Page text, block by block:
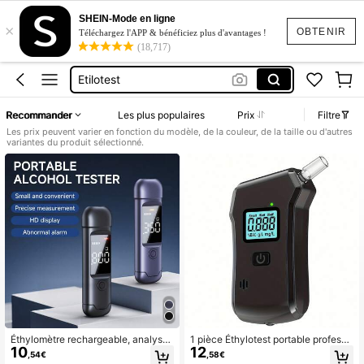
OBTENIR
×
SHEIN-Mode en ligne
Téléchargez l'APP & bénéficiez plus d'avantages !
(18,717)
Ethylotest
Ethylotest électronique
Etilotest
Alcotest
Puff A Fumé
Ethylotest
Recommander Les plus populaires Prix Filtre
Les prix peuvent varier en fonction du modèle, de la couleur, de la taille ou d'autres
variantes du produit sélectionné.
Éthylomètre rechargeable, analyse
ur d'alcool personnel portable avec
10 ,54€
1 pièce Éthylotest portable professi
onnel de haute précision avec affic
12 ,58€